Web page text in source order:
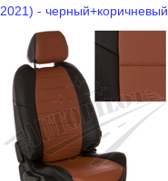
2021) - черный+коричневый